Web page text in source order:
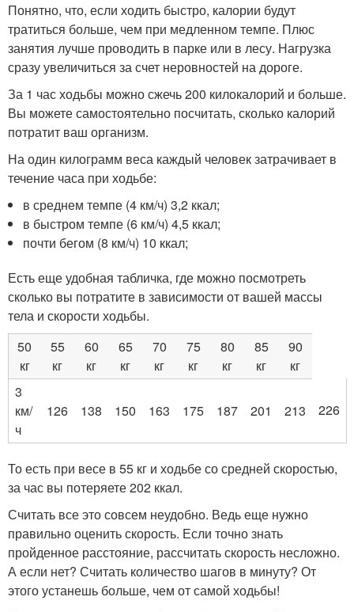
Понятно, что, если ходить быстро, калории будут
тратиться больше, чем при медленном темпе. Плюс
занятия лучше проводить в парке или в лесу. Нагрузка
сразу увеличиться за счет неровностей на дороге.
За 1 час ходьбы можно сжечь 200 килокалорий и больше.
Вы можете самостоятельно посчитать, сколько калорий
потратит ваш организм.
На один килограмм веса каждый человек затрачивает в
течение часа при ходьбе:
в среднем темпе (4 км/ч) 3,2 ккал;
в быстром темпе (6 км/ч) 4,5 ккал;
почти бегом (8 км/ч) 10 ккал;
Есть еще удобная табличка, где можно посмотреть
сколько вы потратите в зависимости от вашей массы
тела и скорости ходьбы.
50
кг
55
кг
60
кг
65
кг
70
кг
75
кг
80
кг
85
кг
90
кг
3
км/
ч
126 138 150 163 175 187 201 213 226
То есть при весе в 55 кг и ходьбе со средней скоростью,
за час вы потеряете 202 ккал.
Считать все это совсем неудобно. Ведь еще нужно
правильно оценить скорость. Если точно знать
пройденное расстояние, рассчитать скорость несложно.
А если нет? Считать количество шагов в минуту? От
этого устанешь больше, чем от самой ходьбы!